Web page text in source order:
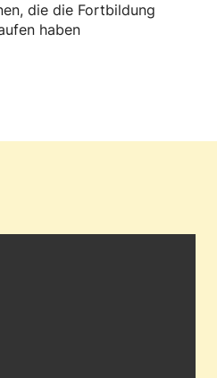
die die Fortbildung
haben